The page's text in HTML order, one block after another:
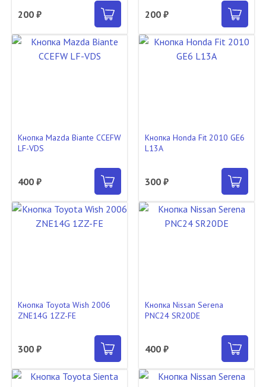
200 ₽ 200 ₽
Кнопка Mazda Biante CCEFW
LF-VDS
400 ₽
Кнопка Honda Fit 2010 GE6
L13A
300 ₽
Кнопка Toyota Wish 2006
ZNE14G 1ZZ-FE
300 ₽
Кнопка Nissan Serena
PNC24 SR20DE
400 ₽